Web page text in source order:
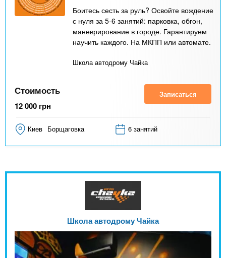
Боитесь сесть за руль? Освойте вождение
с нуля за 5-6 занятий: парковка, обгон,
маневрирование в городе. Гарантируем
научить каждого. На МКПП или автомате.
Школа автодрому Чайка
Стоимость
12 000 грн
Записаться
Киев Борщаговка 6 занятий
Школа автодрому Чайка